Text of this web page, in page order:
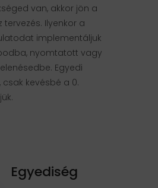
van, akkor jön a
tervezés. Ilyenkor a
implementáljuk
nyomtatott vagy
Egyedi
csak kevésbé a 0.
Egyediség